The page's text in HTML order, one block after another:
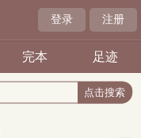
登录 注册
完本 足迹